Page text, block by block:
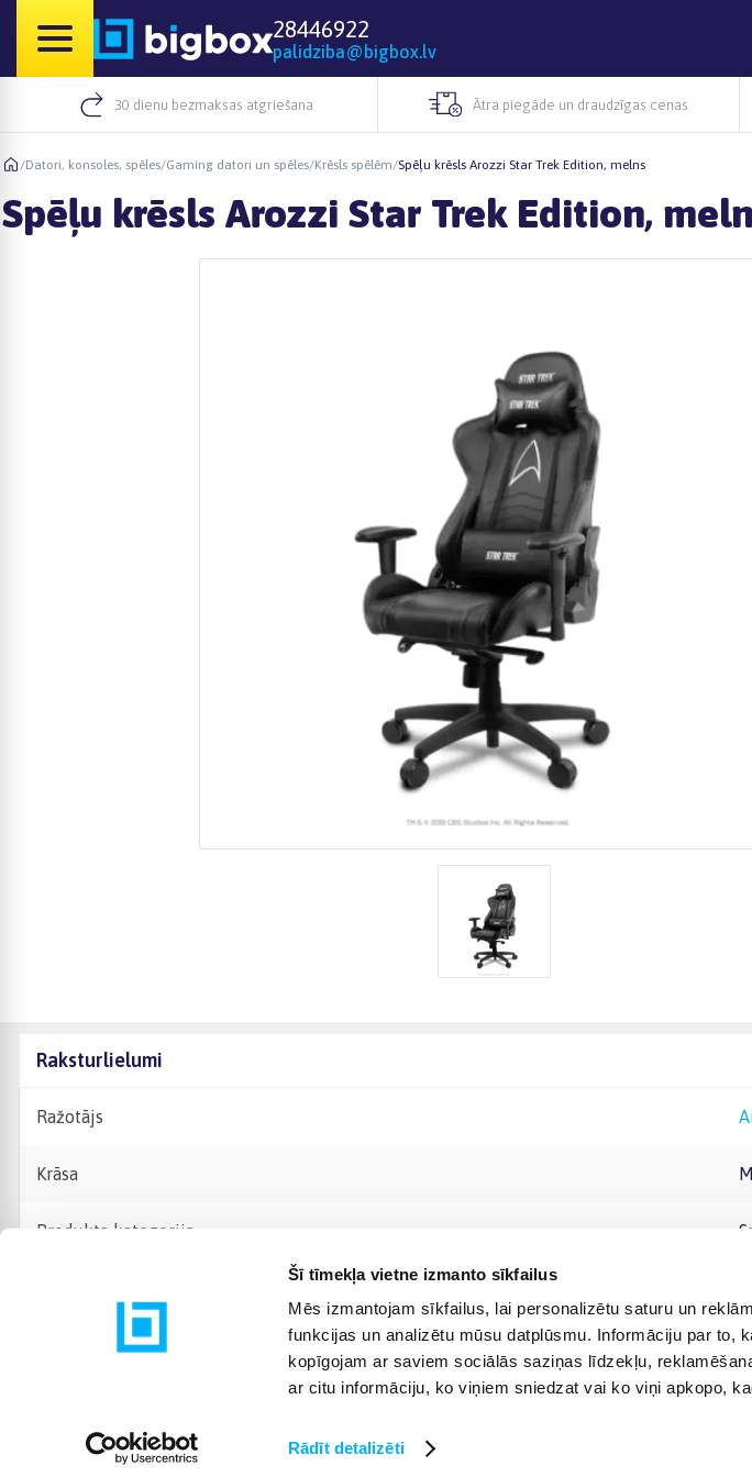
Šī tīmekļa vietne izmanto sīkfailus
Mēs izmantojam sīkfailus, lai personalizētu saturu un
funkcijas un analizētu mūsu datplūsmu. Informāciju par to,
kopīgojam ar saviem sociālās saziņas līdzekļu,
ar citu informāciju, ko viņiem sniedzat vai ko viņi apkopo,
Rādīt detalizēti
28446922
palidziba@bigbox.lv
30 dienu bezmaksas atgriešana Ātra piegāde un draudzīgas cenas
/Datori, konsoles, spēles/Gaming datori un spēles/Krēsls spēlēm/Spēļu krēsls Arozzi Star Trek Edition, melns
Spēļu krēsls Arozzi Star Trek Edition,
Raksturlielumi
Ražotājs
Krāsa
Produkta kategorija